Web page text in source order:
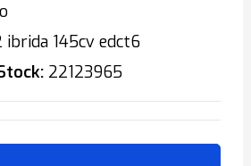
ibrida 145cv edct6
22123965